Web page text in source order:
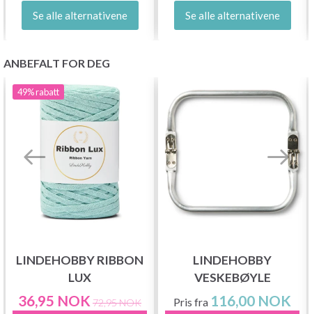
Se alle alternativene Se alle alternativene
ANBEFALT FOR DEG
49%rabatt
LINDEHOBBY RIBBON
LUX
36,95 NOK 72,95 NOK
LINDEHOBBY
VESKEBØYLE
Pris fra 116,00 NOK